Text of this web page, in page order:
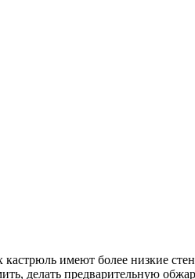
имеют более низкие
делать предварительную